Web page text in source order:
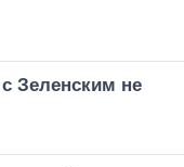
с Зеленским не